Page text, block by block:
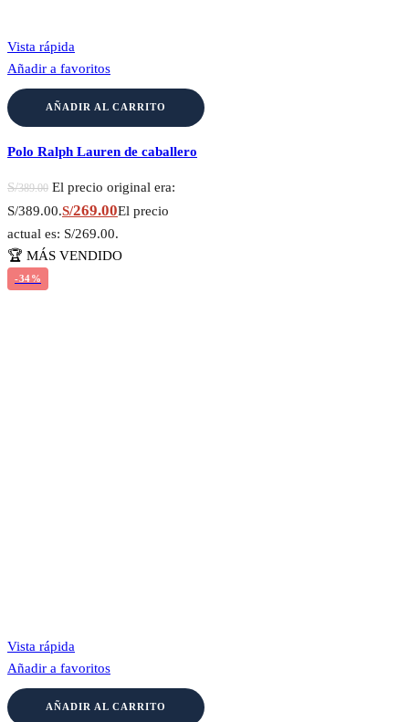
Vista rápida
Añadir a favoritos
AÑADIR AL CARRITO
Polo Ralph Lauren de caballero
S/389.00 El precio original era:
S/389.00.S/269.00El precio
actual es: S/269.00.
🏆 MÁS VENDIDO
-34%
Vista rápida
Añadir a favoritos
AÑADIR AL CARRITO